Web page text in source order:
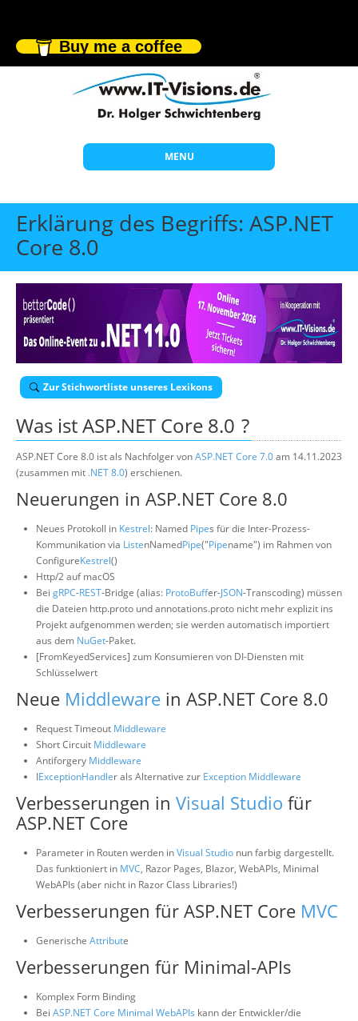
Buy me a coffee
MENU
Start
Themen
Individuelle Schulungen
Offene Seminare
Wissen
Über uns
Erklärung des Begriffs: ASP.NET
Core 8.0
Zur Stichwortliste unseres Lexikons
Was istASP.NET Core 8.0 ?
ASP.NET Core 8.0 ist als Nachfolger vonASP.NET Core 7.0am 14.11.2023
(zusammen mit .NET 8.0) erschienen.
Neuerungen in ASP.NET Core 8.0
Neues Protokoll in Kestrel: Named Pipes für die Inter-Prozess-
Kommunikation via ListenNamedPipe("Pipename") im Rahmen von
ConfigureKestrel()
Http/2 auf macOS
Bei gRPC-REST-Bridge (alias: ProtoBuffer-JSON-Transcoding) müssen
die Dateien http.proto und annotations.proto nicht mehr explizit ins
Projekt aufgenommen werden; sie werden automatisch importiert
aus dem NuGet-Paket.
[FromKeyedServices] zum Konsumieren von DI-Diensten mit
Schlüsselwert
Neue Middleware in ASP.NET Core 8.0
Request Timeout Middleware
Short Circuit Middleware
Antiforgery Middleware
IExceptionHandler als Alternative zur Exception Middleware
Verbesserungen in Visual Studio für
ASP.NET Core
Parameter in Routen werden inVisual Studio nun farbig dargestellt.
Das funktioniert in MVC, Razor Pages, Blazor, WebAPIs, Minimal
WebAPIs (aber nicht in Razor Class Libraries!)
Verbesserungen für ASP.NET Core MVC
Generische Attribute
Verbesserungen für Minimal-APIs
Komplex Form Binding
Bei ASP.NET Core Minimal WebAPIs kann der Entwickler/die